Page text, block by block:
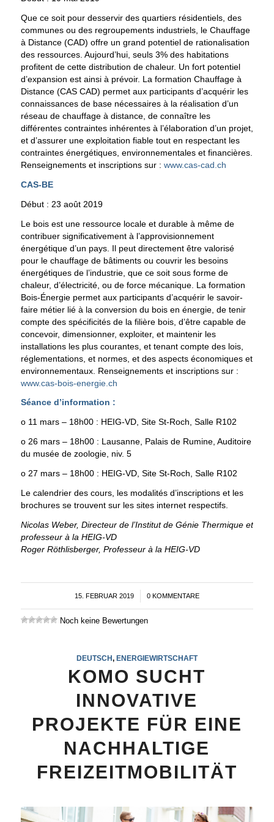
Que ce soit pour desservir des quartiers résidentiels, des
communes ou des regroupements industriels, le Chauffage
à Distance (CAD) offre un grand potentiel de rationalisation
des ressources. Aujourd’hui, seuls 3% des habitations
profitent de cette distribution de chaleur. Un fort potentiel
d’expansion est ainsi à prévoir. La formation Chauffage à
Distance (CAS CAD) permet aux participants d’acquérir les
connaissances de base nécessaires à la réalisation d’un
réseau de chauffage à distance, de connaître les
différentes contraintes inhérentes à l’élaboration d’un projet,
et d’assurer une exploitation fiable tout en respectant les
contraintes énergétiques, environnementales et financières.
Renseignements et inscriptions sur : www.cas-cad.ch
CAS-BE
Début : 23 août 2019
Le bois est une ressource locale et durable à même de
contribuer significativement à l’approvisionnement
énergétique d’un pays. Il peut directement être valorisé
pour le chauffage de bâtiments ou couvrir les besoins
énergétiques de l’industrie, que ce soit sous forme de
chaleur, d’électricité, ou de force mécanique. La formation
Bois-Énergie permet aux participants d’acquérir le savoir-
faire métier lié à la conversion du bois en énergie, de tenir
compte des spécificités de la filière bois, d’être capable de
concevoir, dimensionner, exploiter, et maintenir les
installations les plus courantes, et tenant compte des lois,
réglementations, et normes, et des aspects économiques et
environnementaux. Renseignements et inscriptions sur :
www.cas-bois-energie.ch
Séance d’information :
o 11 mars – 18h00: HEIG-VD, Site St-Roch, Salle R102
o 26 mars – 18h00: Lausanne, Palais de Rumine, Auditoire
du musée de zoologie, niv. 5
o 27 mars – 18h00: HEIG-VD, Site St-Roch, Salle R102
Le calendrier des cours, les modalités d’inscriptions et les
brochures se trouvent sur les sites internet respectifs.
Nicolas Weber, Directeur de l’Institut de Génie Thermique et
professeur à la HEIG-VD
Roger Röthlisberger, Professeur à la HEIG-VD
15. FEBRUAR 2019
/ 0 KOMMENTARE
Noch keine Bewertungen
DEUTSCH, ENERGIEWIRTSCHAFT
KOMO SUCHT
INNOVATIVE
PROJEKTE FÜR EINE
NACHHALTIGE
FREIZEITMOBILITÄT